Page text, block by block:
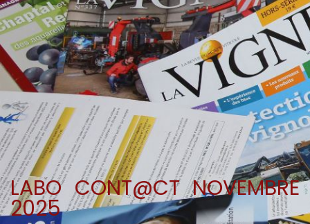
LABO CONT@CT NOVEMBRE
2025